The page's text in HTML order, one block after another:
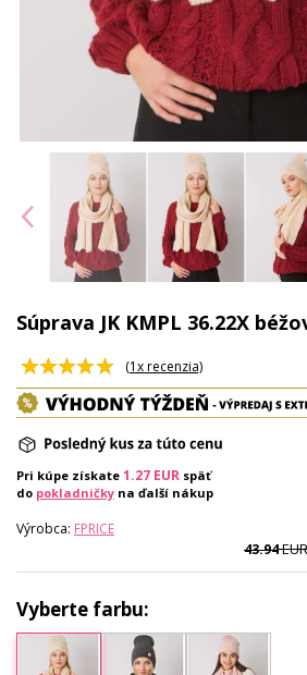
Súprava JK KMPL 36.22X
(1x recenzia)
Pri kúpe získate 1.27 EUR späť
do pokladničky na ďalší nákup
Výrobca: FPRICE
43.94EUR
Vyberte farbu: